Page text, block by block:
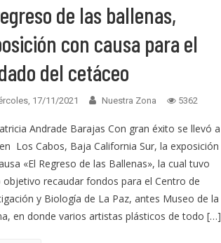
de las ballenas,
con causa para el
del cetáceo
17/11/2021 Nuestra Zona 5362
Andrade Barajas Con gran éxito se llevó a
Los Cabos, Baja California Sur, la exposición
«El Regreso de las Ballenas», la cual tuvo
recaudar fondos para el Centro de
y Biología de La Paz, antes Museo de la
en donde varios artistas plásticos de todo […]